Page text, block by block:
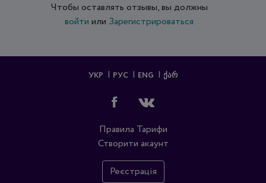
Чтобы оставлять отзывы, вы должны
войти или Зарегистрироваться
УКР РУС ENG ᲥᲐᲠ
Правила Тарифи
Створити акаунт
Реєстрація